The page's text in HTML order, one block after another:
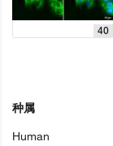
40
种属
Human